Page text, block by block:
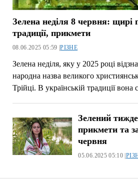
Зелена неділя 8 червня: щирі
традиції, прикмети
08.06.2025 05:59 |РІЗНЕ
Зелена неділя, яку у 2025 році
народна назва великого
Трійці. В українській традиції
Зелений
прикмети та
червня
05.06.2025 05:10 |